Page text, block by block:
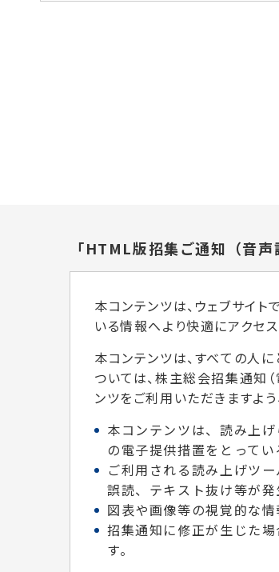
「HTML版招集ご通知（音
本コンテンツは、ウェブサイ
いる情報へより快適にアクセ
本コンテンツは、すべての人
ついては、株主総会招集通知
ンツをご利用いただきますよう
本コンテンツは、読み上
の電子提供措置をとって
ご利用される読み上げツ
誤読、テキスト抜け等が発
図表や画像等の視覚的な
招集通知に修正が生じた
す。